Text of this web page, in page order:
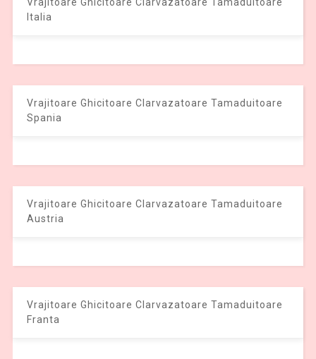
Italia
Vrajitoare Ghicitoare Clarvazatoare Tamaduitoare
Spania
Vrajitoare Ghicitoare Clarvazatoare Tamaduitoare
Austria
Vrajitoare Ghicitoare Clarvazatoare Tamaduitoare
Franta